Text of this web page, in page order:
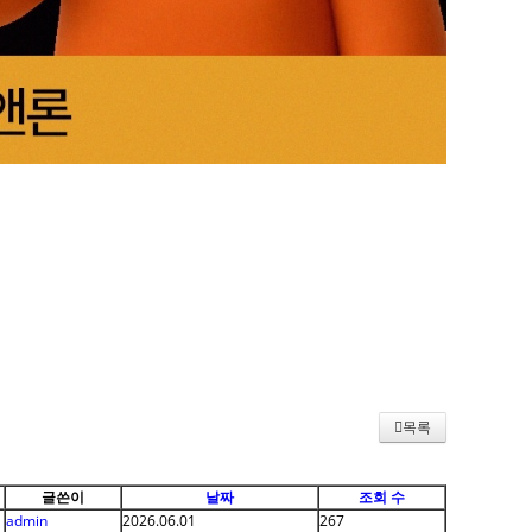
목록
글쓴이 날짜
조회 수
admin
2026.06.01 267